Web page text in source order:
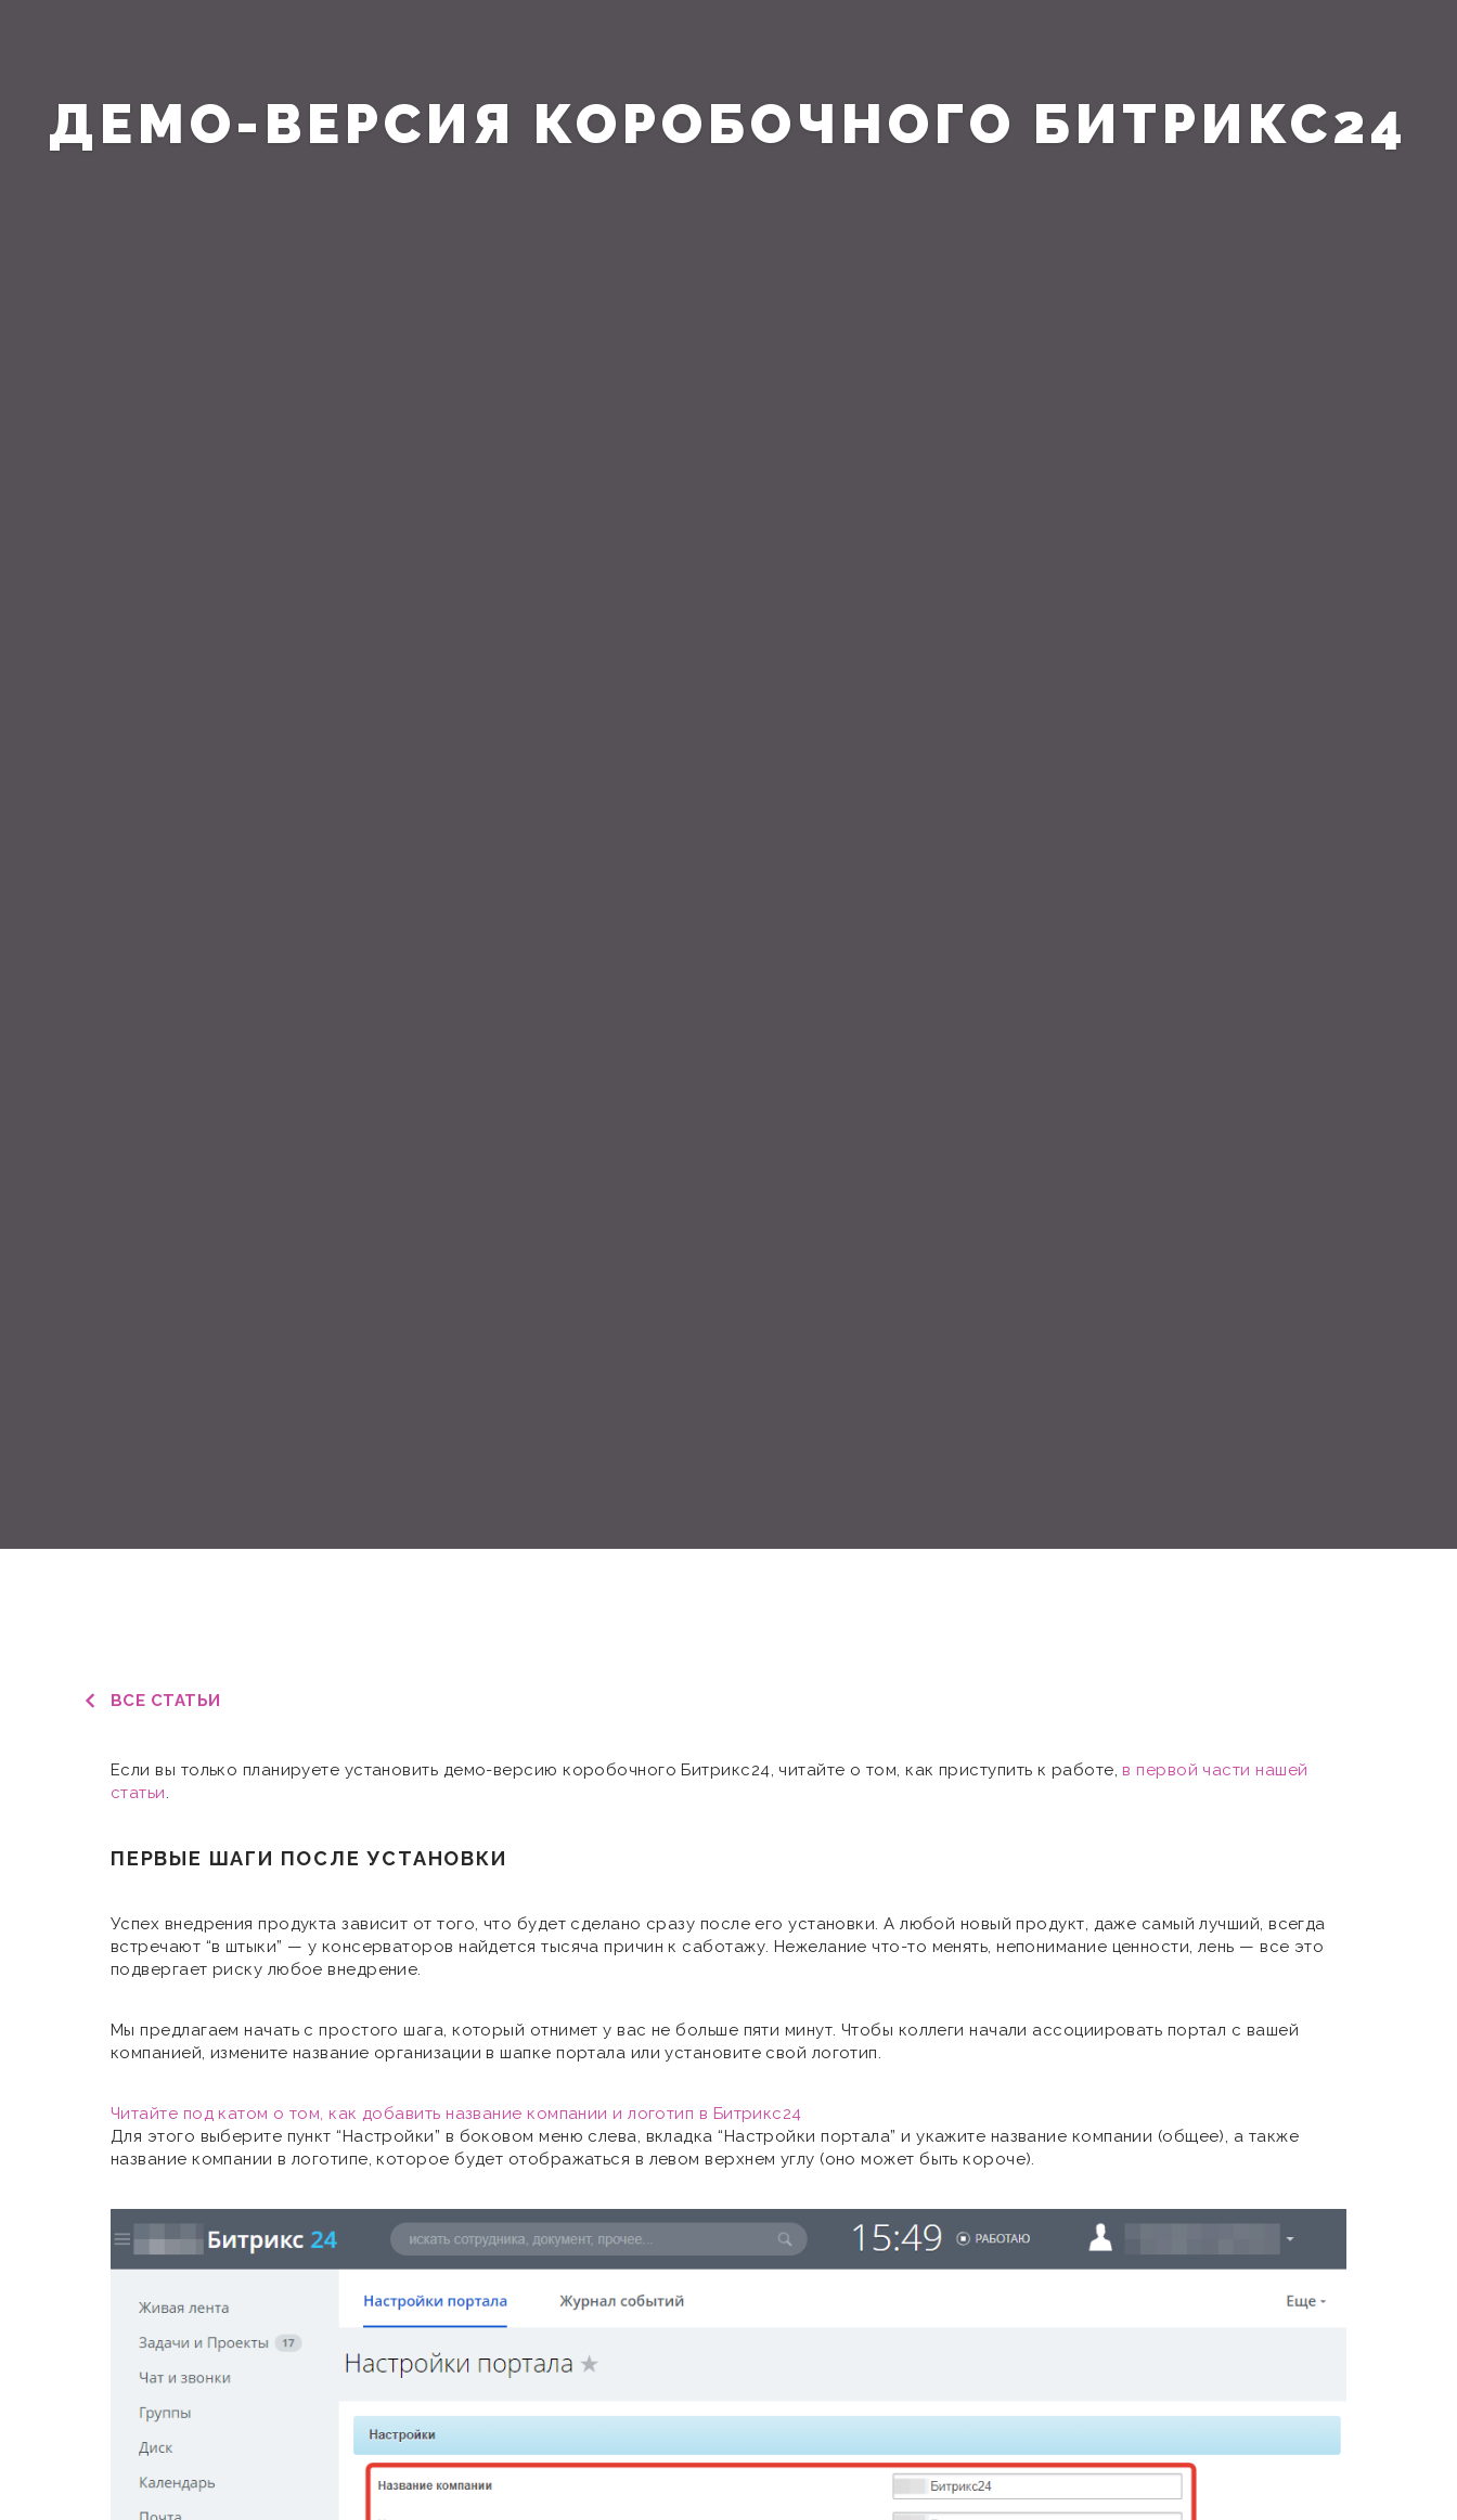
ДЕМО-ВЕРСИЯ КОРОБОЧНОГО БИТРИКС24
ВСЕ СТАТЬИ
Если вы только планируете установить демо-версию коробочного Битрикс24, читайте о том, как приступить к работе, в первой части нашей
статьи.
ПЕРВЫЕ ШАГИ ПОСЛЕ УСТАНОВКИ
Успех внедрения продукта зависит от того, что будет сделано сразу после его установки. А любой новый продукт, даже самый лучший, всегда
встречают “в штыки” — у консерваторов найдется тысяча причин к саботажу. Нежелание что-то менять, непонимание ценности, лень — все это
подвергает риску любое внедрение.
Мы предлагаем начать с простого шага, который отнимет у вас не больше пяти минут. Чтобы коллеги начали ассоциировать портал с вашей
компанией, измените название организации в шапке портала или установите свой логотип.
Читайте под катом о том, как добавить название компании и логотип в Битрикс24
Для этого выберите пункт “Настройки” в боковом меню слева, вкладка “Настройки портала” и укажите название компании (общее), а также
название компании в логотипе, которое будет отображаться в левом верхнем углу (оно может быть короче).